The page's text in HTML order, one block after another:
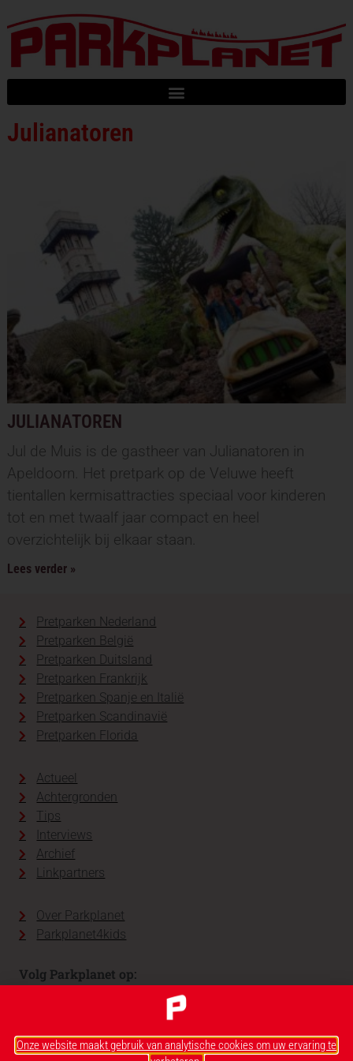
Julianatoren
JULIANATOREN
Jul de Muis is de gastheer van Julianatoren in
Apeldoorn. Het pretpark op de Veluwe heeft
tientallen kermisattracties speciaal voor kinderen
tot en met twaalf jaar compact en heel
overzichtelijk bij elkaar staan.
Lees verder »
Pretparken Nederland
Pretparken België
Pretparken Duitsland
Pretparken Frankrijk
Pretparken Spanje en Italië
Pretparken Scandinavië
Pretparken Florida
Actueel
Achtergronden
Tips
Interviews
Archief
Linkpartners
Over Parkplanet
Parkplanet4kids
Volg Parkplanet op:
Onze website maakt gebruik van analytische cookies om uw ervaring te